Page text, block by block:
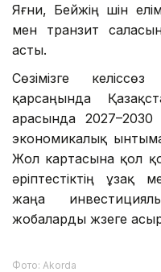
Яғни, Бейжің үшін
мен транзит
асты.
Сөзімізге
қарсаңында
арасында
экономикалық
Жол картасына қол
әріптестіктің ұзақ
жаңа
жобаларды жүзеге